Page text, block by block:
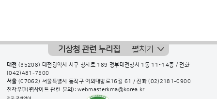
기상청 관련 누리집 펼치기
대전 (35208) 대전광역시 서구 청사로 189 정부대전청사 1동 11~14층 / 전화
(042)481-7500
서울 (07062) 서울특별시 동작구 여의대방로16길 61 / 전화(02)2181-0900
전자우편(웹사이트 관련 문의): webmasterkma@korea.kr